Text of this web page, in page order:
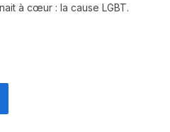
à cœur : la cause LGBT.